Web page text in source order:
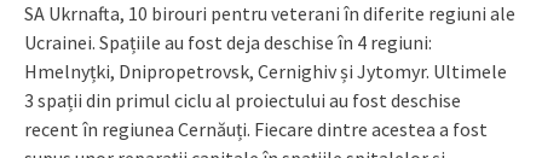
SA Ukrnafta, 10 birouri pentru veterani în diferite regiuni ale
Ucrainei. Spațiile au fost deja deschise în 4 regiuni:
Hmelnyțki, Dnipropetrovsk, Cernighiv și Jytomyr. Ultimele
3 spații din primul ciclu al proiectului au fost deschise
recent în regiunea Cernăuți. Fiecare dintre acestea a fost